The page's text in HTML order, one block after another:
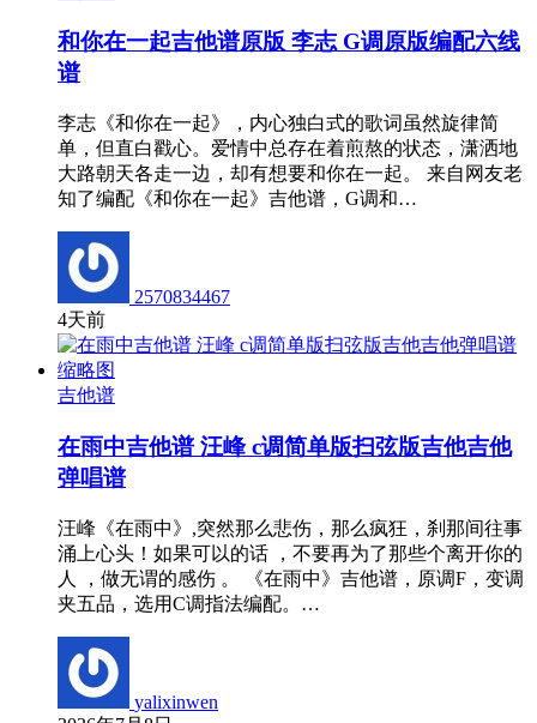
和你在一起吉他谱原版 李志 G调原版编配六线
谱
李志《和你在一起》，内心独白式的歌词虽然旋律简
单，但直白戳心。爱情中总存在着煎熬的状态，潇洒地
大路朝天各走一边，却有想要和你在一起。 来自网友老
知了编配《和你在一起》吉他谱，G调和…
2570834467
4天前
吉他谱
在雨中吉他谱 汪峰 c调简单版扫弦版吉他吉他
弹唱谱
汪峰《在雨中》,突然那么悲伤，那么疯狂，刹那间往事
涌上心头！如果可以的话 ，不要再为了那些个离开你的
人 ，做无谓的感伤 。 《在雨中》吉他谱，原调F，变调
夹五品，选用C调指法编配。…
yalixinwen